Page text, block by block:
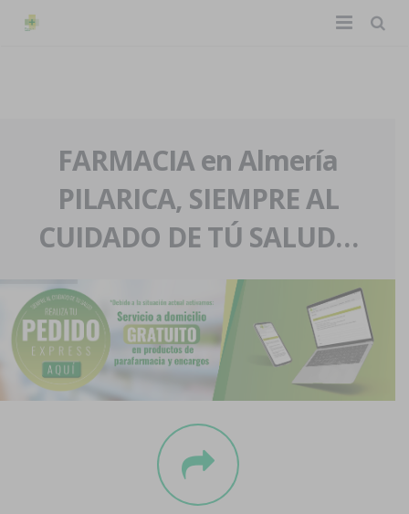
La farmacia
Nuestra historia
Nuestro equipo
Eventos
Servicios y reservas
Pedidos express
Blog
Contacto
Boletín
FARMACIA en Almería
PILARICA, SIEMPRE AL
CUIDADO DE TÚ SALUD…